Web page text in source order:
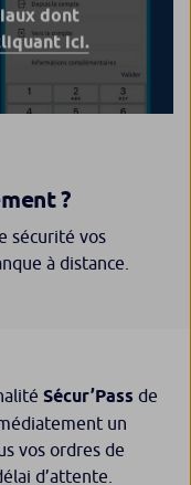
dont
ici.
?
sécurité vos
à distance.
Sécur’Pass de
un
vos ordres de
d’attente.